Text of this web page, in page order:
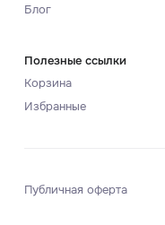
Блог
Полезные ссылки
Корзина
Избранные
Публичная оферта